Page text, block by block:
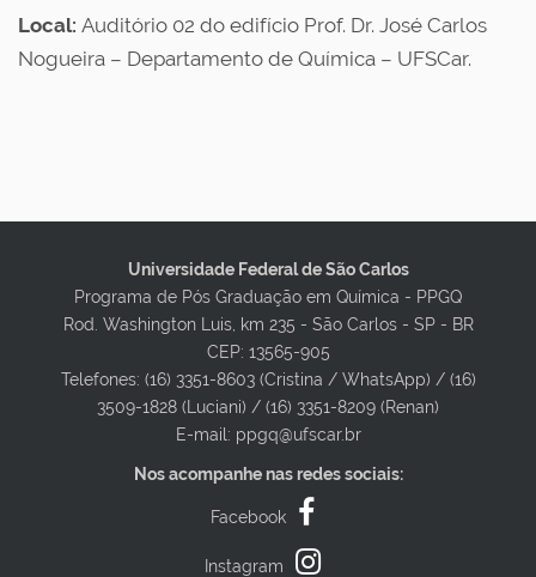
Local: Auditório 02 do edifício Prof. Dr. José Carlos
Nogueira – Departamento de Química – UFSCar.
Universidade Federal de São Carlos
Programa de Pós Graduação em Química - PPGQ
Rod. Washington Luis, km 235 - São Carlos - SP - BR
CEP: 13565-905
Telefones: (16) 3351-8603 (Cristina / WhatsApp) / (16)
3509-1828 (Luciani) / (16) 3351-8209 (Renan)
E-mail: ppgq@ufscar.br
Nos acompanhe nas redes sociais:
Facebook
Instagram